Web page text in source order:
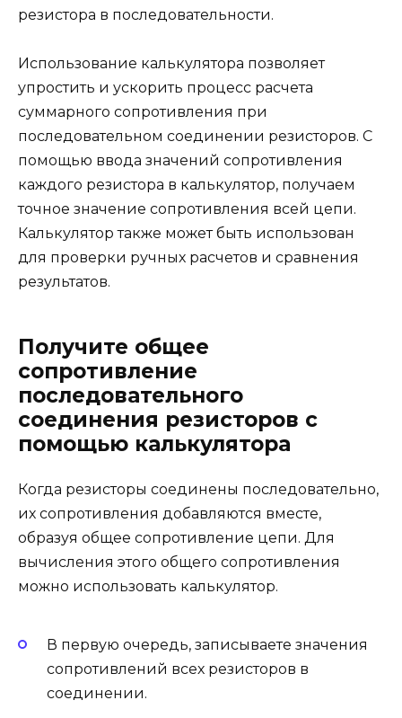
резистора в последовательности.
Использование калькулятора позволяет
упростить и ускорить процесс расчета
суммарного сопротивления при
последовательном соединении резисторов. С
помощью ввода значений сопротивления
каждого резистора в калькулятор, получаем
точное значение сопротивления всей цепи.
Калькулятор также может быть использован
для проверки ручных расчетов и сравнения
результатов.
Получите общее
сопротивление
последовательного
соединения резисторов с
помощью калькулятора
Когда резисторы соединены последовательно,
их сопротивления добавляются вместе,
образуя общее сопротивление цепи. Для
вычисления этого общего сопротивления
можно использовать калькулятор.
В первую очередь, записываете значения
сопротивлений всех резисторов в
соединении.